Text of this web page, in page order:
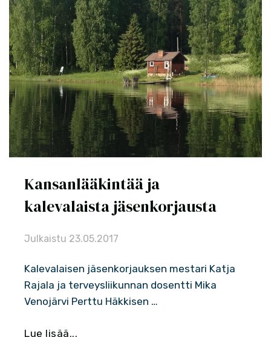
Kansanlääkintää ja
kalevalaista jäsenkorjausta
Julkaistu 23.05.2017
Kalevalaisen jäsenkorjauksen mestari Katja
Rajala ja terveysliikunnan dosentti Mika
Venojärvi Perttu Häkkisen …
Lue lisää...